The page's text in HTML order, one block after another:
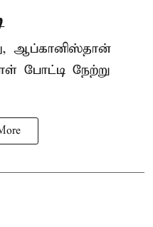
ஆப்கானிஸ்தான்
போட்டி நேற்று